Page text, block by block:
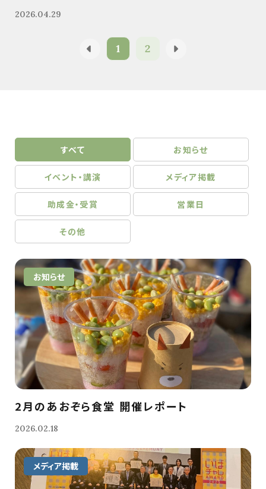
2026.04.29
1 2
すべて お知らせ
イベント・講演 メディア掲載
助成金・受賞 営業日
その他
お知らせ
2月のあおぞら食堂 開催レポート
2026.02.18
メディア掲載